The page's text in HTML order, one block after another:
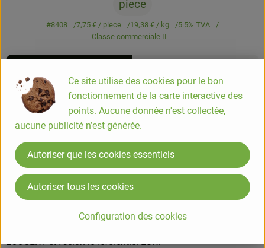
piece
#8408 7,75 € / piece 19,38 € / kg
5.5% TVA
Classe commerciale II
Info
Cacao poudre 32% - 400g pour chocolat chaud
COMPOSITION
sucre de canne blond* 67,9%, poudre de cacao*(1) 32%,
extrait de vanille*(1) 0,1%
* ingrédient agricole issu de l’agriculture biologique.
ECOCERT SA selon le référentiel ESR.
Ce site utilise des cookies pour le bon
fonctionnement de la carte interactive des
points. Aucune donnée n'est collectée,
aucune publicité n’est générée.
Configuration des cookies
Autoriser que les cookies essentiels
Autoriser tous les cookies